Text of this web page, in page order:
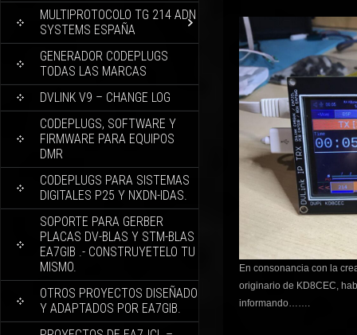
MULTIPROTOCOLO TG 214 ADN
SYSTEMS ESPAÑA
GENERADOR CODEPLUGS
TODAS LAS MARCAS
DVLINK V9 – CHANGE LOG
CODEPLUGS, SOFTWARE Y
FIRMWARE PARA EQUIPOS
DMR
CODEPLUGS PARA SISTEMAS
DIGITALES P25 Y NXDN-IDAS.
SOPORTE PARA GERBER
PLACAS DV-BLAS Y STM-BLAS
EA7GIB .- CONSTRUYETELO TU
MISMO.
OTROS PROYECTOS DISEÑADO
Y ADAPTADOS POR EA7GIB.
En consonancia con la
originario de KD8CEC,
informando…….